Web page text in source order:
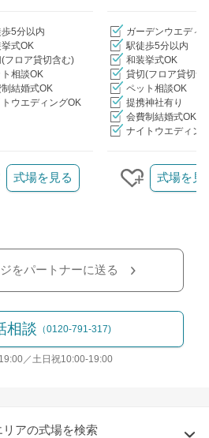
5分以内
式OK
フロア貸切含む)
相談OK
結婚式OK
ウエディングOK
ガーデンウエディ
駅徒歩5分以内
和装挙式OK
貸切(フロア貸切含
ペット相談OK
提携神社有り
会費制結婚式OK
ナイトウエディン
ップする
式場を見る
クリップす
式場を見
をパートナーに送る
相談 （0120-791-317)
／土日祝10:00-19:00
リアの式場を検索